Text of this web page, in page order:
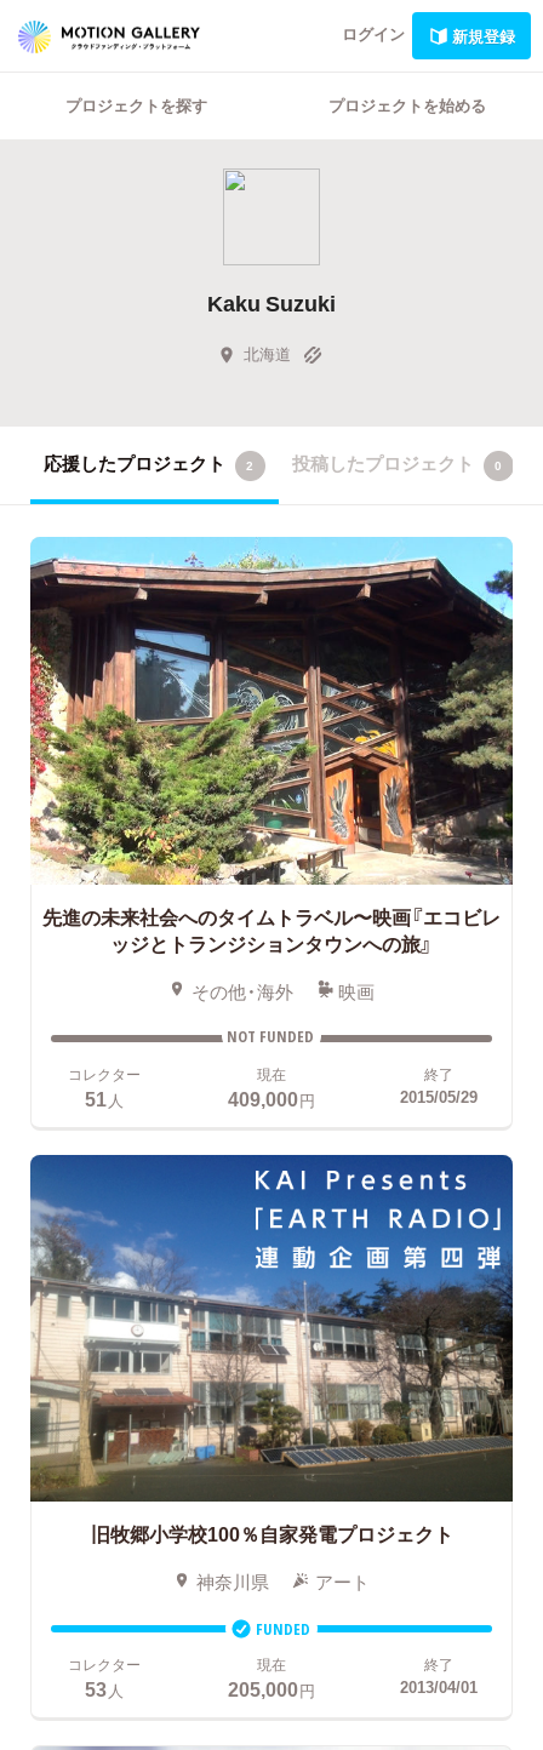
ログイン 新規登録
プロジェクトを探す プロジェクトを始める
Kaku Suzuki
北海道
応援したプロジェクト 2 投稿したプロジェクト 0
先進の未来社会へのタイムトラベル〜映画『エコビレ
ッジとトランジションタウンへの旅』
その他・海外 映画
NOT FUNDED
コレクター
51 人
現在
409,000円
終了
2015/05/29
旧牧郷小学校100％自家発電プロジェクト
神奈川県 アート
FUNDED
コレクター
53人
現在
205,000円
終了
2013/04/01